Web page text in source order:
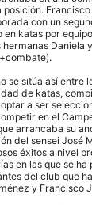
con un
katas por
Daniela
se sitúa así entre
de katas,
a ser
en el
arrancaba su
del sensei José
éxitos a nivel
en las que se
del club que
y Francisco